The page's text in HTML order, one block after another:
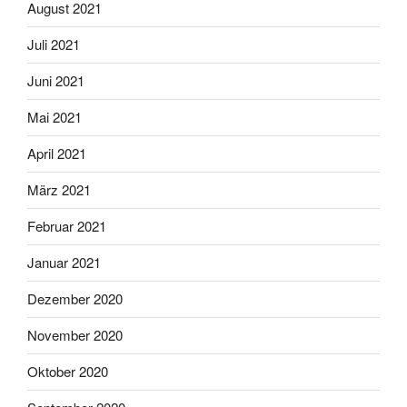
August 2021
Juli 2021
Juni 2021
Mai 2021
April 2021
März 2021
Februar 2021
Januar 2021
Dezember 2020
November 2020
Oktober 2020